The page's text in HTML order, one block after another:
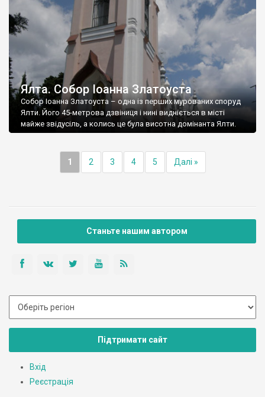
Ялта. Собор Іоанна Златоуста
Собор Іоанна Златоуста – одна із перших мурованих споруд
Ялти. Його 45-метрова дзвіниця і нині видніється в місті
майже звідусіль, а колись це була висотна домінанта Ялти.
1 2 3 4 5 Далі »
Станьте нашим автором
Підтримати сайт
Вхід
Реєстрація